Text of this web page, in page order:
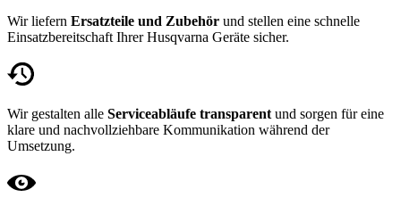
Wir liefern Ersatzteile und Zubehör und stellen eine schnelle
Einsatzbereitschaft Ihrer Husqvarna Geräte sicher.
Wir gestalten alle Serviceabläufe transparentund sorgen für eine
klare und nachvollziehbare Kommunikation während der
Umsetzung.